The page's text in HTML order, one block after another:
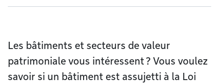
Les bâtiments et secteurs de valeur
patrimoniale vous intéressent ? Vous voulez
savoir si un bâtiment est assujetti à la Loi